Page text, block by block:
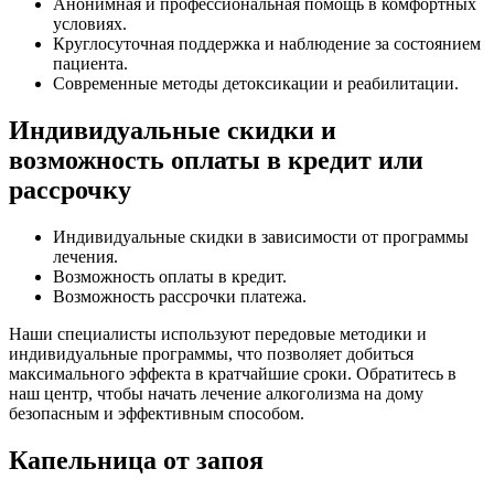
Анонимная и профессиональная помощь в комфортных
условиях.
Круглосуточная поддержка и наблюдение за состоянием
пациента.
Современные методы детоксикации и реабилитации.
Индивидуальные скидки и
возможность оплаты в кредит или
рассрочку
Индивидуальные скидки в зависимости от программы
лечения.
Возможность оплаты в кредит.
Возможность рассрочки платежа.
Наши специалисты используют передовые методики и
индивидуальные программы, что позволяет добиться
максимального эффекта в кратчайшие сроки. Обратитесь в
наш центр, чтобы начать лечение алкоголизма на дому
безопасным и эффективным способом.
Капельница от запоя